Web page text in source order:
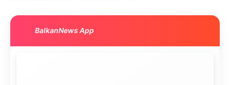
BalkanNews App